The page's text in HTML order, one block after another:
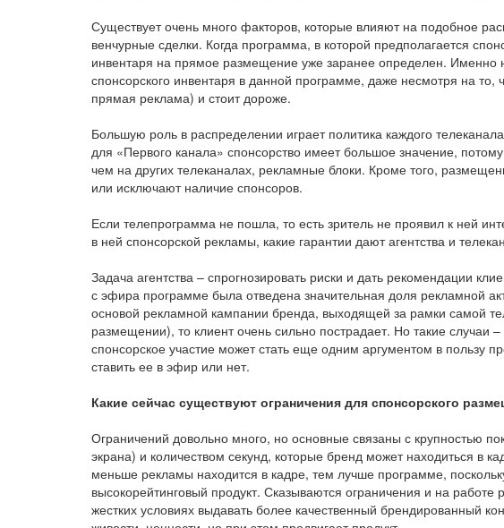
Существует очень много факторов, которые влияют на подобное
венчурные сделки. Когда программа, в которой предполагается
инвентаря на прямое размещение уже заранее определен.
спонсорского инвентаря в данной программе, даже несмотря на то,
прямая реклама) и стоит дороже.
Большую роль в распределении играет политика каждого
для «Первого канала» спонсорство имеет большое значение,
чем на других телеканалах, рекламные блоки. Кроме того,
или исключают наличие спонсоров.
Если телепрограмма не пошла, то есть зритель не проявил к ней
в ней спонсорской рекламы, какие гарантии дают агентства и
Задача агентства – спрогнозировать риски и дать рекомендации
с эфира программе была отведена значительная доля рекламной
основой рекламной кампании бренда, выходящей за рамки самой
размещении), то клиент очень сильно пострадает. Но такие случаи
спонсорское участие может стать еще одним аргументом в пользу
ставить ее в эфир или нет.
Какие сейчас существуют ограничения для спонсорского
Ограничений довольно много, но основные связаны с крупностью
экрана) и количеством секунд, которые бренд может находиться в
меньше рекламы находится в кадре, тем лучше программе,
высокорейтинговый продукт. Сказываются ограничения и на
жестких условиях выдавать более качественный брендированный